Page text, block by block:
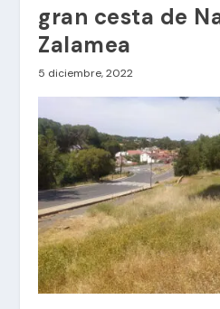
gran cesta de
Zalamea
5 diciembre, 2022